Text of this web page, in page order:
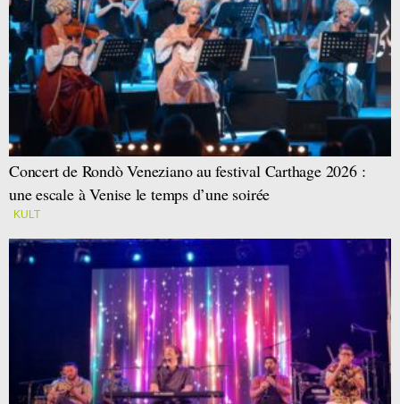
Concert de Rondò Veneziano au festival Carthage 2026 :
une escale à Venise le temps d’une soirée
KULT